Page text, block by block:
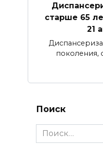
старше 65
21
поколения,
Поиск
Search
for: